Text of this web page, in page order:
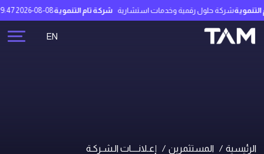
شركة حلول رقمية وخدمات استشارية شركة تام التنموية2026-08-08 18:49:47
EN
الرئيسية المستثمرين إعـلانــــات الـشـركـة